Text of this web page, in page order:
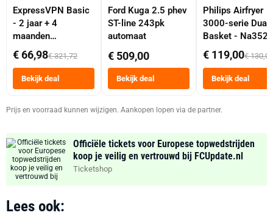
ExpressVPN Basic
- 2 jaar + 4
maanden
abonnement
€ 66,98€ 321,72
Bekijk deal
Ford Kuga 2.5 phev
ST-line 243pk
automaat
€ 509,00
Bekijk deal
Philips Airfryer
3000-serie Dual
Basket -
Dubbele Mand 9
Tot 6 Personen
Heteluchtfriteuse
Zwart
€ 119,00€ 130,00
Bekijk deal
Prijs en voorraad kunnen wijzigen. Aankopen lopen via de partner.
Officiële tickets voor Europese topwedstrijden
koop je veilig en vertrouwd bij FCUpdate.nl
Ticketshop
Lees ook: